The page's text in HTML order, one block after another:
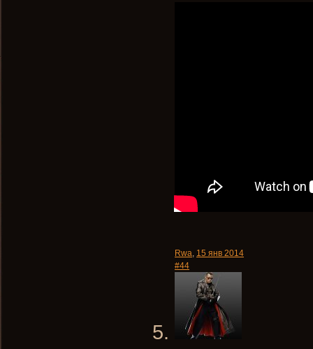
Rwa, 15 янв 2014
#44